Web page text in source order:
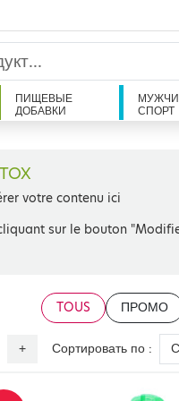
ПИЩЕВЫЕ
ДОБАВКИ
СПОРТ
votre contenu ici
sur le bouton
TOUS ПРОМО
+ Сортировать по :